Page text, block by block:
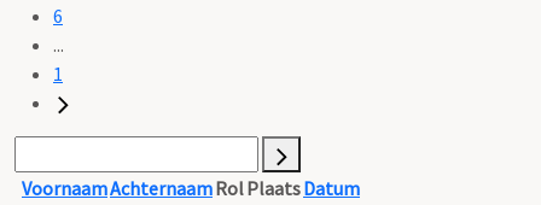
6
...
1
VoornaamAchternaamRolPlaatsDatum